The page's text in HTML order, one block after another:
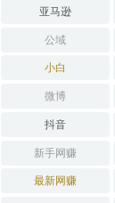
亚马逊
公域
小白
微博
抖音
新手网赚
最新网赚